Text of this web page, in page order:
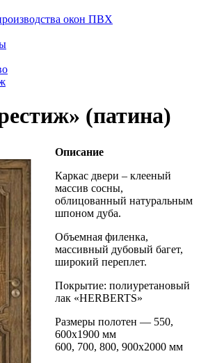
окон ПВХ
(патина)
Описание
Каркас двери – клееный
массив сосны,
облицованный натуральным
шпоном дуба.
Объемная филенка,
массивный дубовый багет,
широкий переплет.
Покрытие: полиуретановый
лак «HERBERTS»
Размеры полотен — 550,
600х1900 мм
600, 700, 800, 900х2000 мм